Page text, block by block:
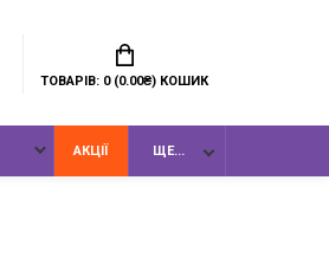
ТОВАРІВ: 0 (0.00₴) КОШИК
АКЦІЇ ЩЕ...